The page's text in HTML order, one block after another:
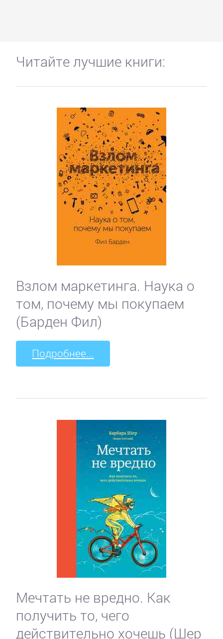
Читайте лучшие книги:
Взлом маркетинга. Наука о
том, почему мы покупаем
(Барден Фил)
Подробнее...
Мечтать не вредно. Как
получить то, чего
действительно хочешь (Шер